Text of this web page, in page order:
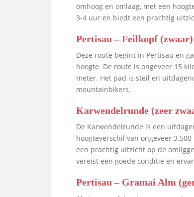
omhoog en omlaag, met een
3-4 uur en biedt een prachtig
Pertisau – Feilkopf (zwaar)
Deze route begint in Pertisau en
hoogte. De route is ongeveer 15
meter. Het pad is steil en
mountainbikers.
Karwendelrunde (zeer
De Karwendelrunde is een
hoogteverschil van ongeveer
een prachtig uitzicht op de
vereist een goede conditie en
Pertisau – Gramai Alm